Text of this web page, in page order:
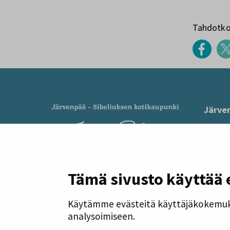
Tämä sivusto käyttää
Käytämme evästeitä
analysoimiseen.
ma–to